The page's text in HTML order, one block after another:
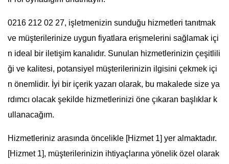
0216 212 02 27, işletmenizin sunduğu hizmetleri tanıtmak
ve müşterilerinize uygun fiyatlara erişmelerini sağlamak içi
n ideal bir iletişim kanalıdır. Sunulan hizmetlerinizin çeşitlili
ği ve kalitesi, potansiyel müşterilerinizin ilgisini çekmek içi
n önemlidir. İyi bir içerik yazarı olarak, bu makalede size ya
rdımcı olacak şekilde hizmetlerinizi öne çıkaran başlıklar k
ullanacağım.
Hizmetleriniz arasında öncelikle [Hizmet 1] yer almaktadır.
[Hizmet 1], müşterilerinizin ihtiyaçlarına yönelik özel olarak